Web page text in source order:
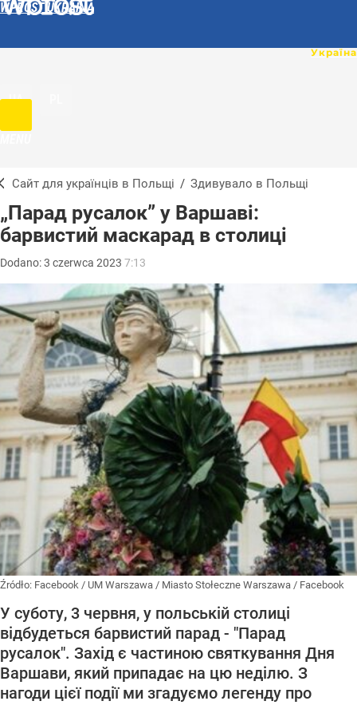
WPROST UKRAINA
UA
Сайт для українців в Польщі / Здивувало в Польщі
„Парад русалок” у Варшаві:
барвистий маскарад в столиці
Dodano:3 czerwca 2023 7:13
Źródło: Facebook / UM Warszawa / Miasto Stołeczne Warszawa / Facebook
У суботу, 3 червня, у польській столиці
відбудеться барвистий парад - "Парад
русалок". Захід є частиною святкування Дня
Варшави, який припадає на цю неділю. З
нагоди цієї події ми згадуємо легенду про